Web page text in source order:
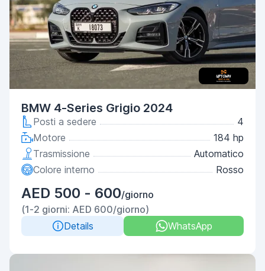
BMW 4-Series Grigio 2024
Posti a sedere
4
Motore
184 hp
Trasmissione
Automatico
Colore interno
Rosso
AED 500 - 600/giorno
(1-2 giorni: AED 600/giorno)
Details
WhatsApp